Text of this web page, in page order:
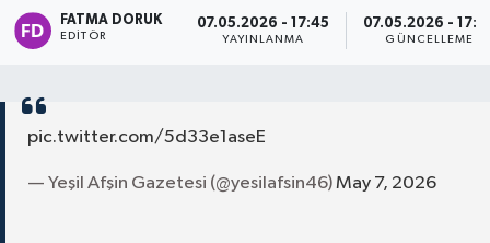
FATMA DORUK
EDITÖR
07.05.2026 - 17:45
YAYINLANMA
07.05.2026 -
GÜNCELLEME
pic.twitter.com/5d33e1aseE
— Yeşil Afşin Gazetesi (@yesilafsin46)May 7, 2026